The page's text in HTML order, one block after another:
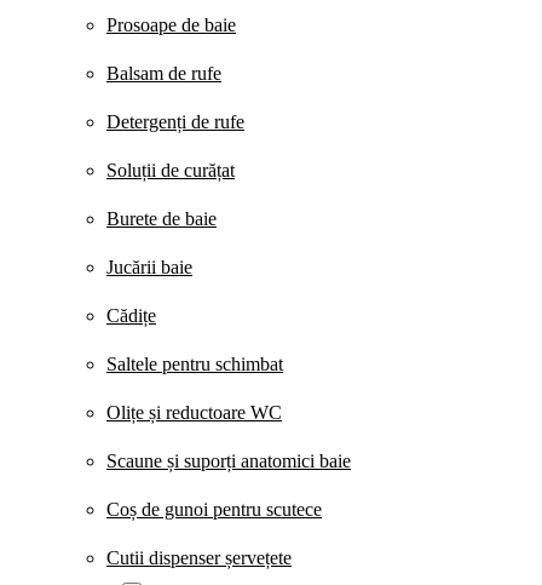
Prosoape de baie
Balsam de rufe
Detergenți de rufe
Soluții de curățat
Burete de baie
Jucării baie
Cădițe
Saltele pentru schimbat
Olițe și reductoare WC
Scaune și suporți anatomici baie
Coș de gunoi pentru scutece
Cutii dispenser șervețete